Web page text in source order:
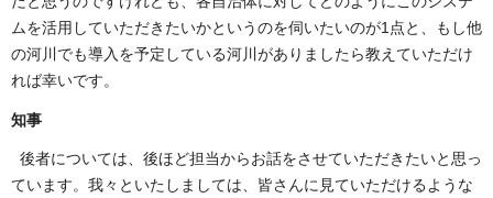
ムを活用していただきたいかというのを伺いたいのが1点と、もし他
の河川でも導入を予定している河川がありましたら教えていただけ
れば幸いです。
知事
後者については、後ほど担当からお話をさせていただきたいと思っ
ています。我々といたしましては、皆さんに見ていただけるような